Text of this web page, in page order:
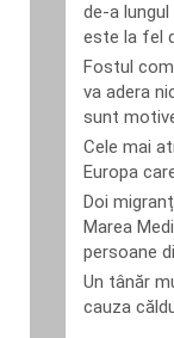
de-a
este la fel
Fostul
va adera
sunt
Cele mai
Europa
Doi
Marea
persoane
Un tânăr
cauza